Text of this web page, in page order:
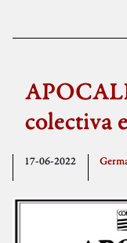
colectiva
17-06-2022